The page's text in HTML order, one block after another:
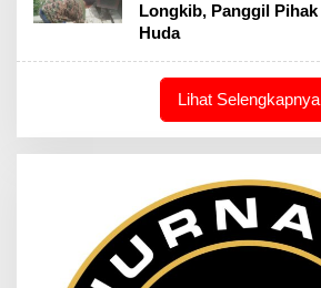
Longkib, Panggil
Huda
Lihat Selengkapnya